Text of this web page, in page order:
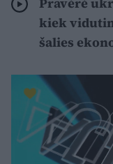
kiek
šalies